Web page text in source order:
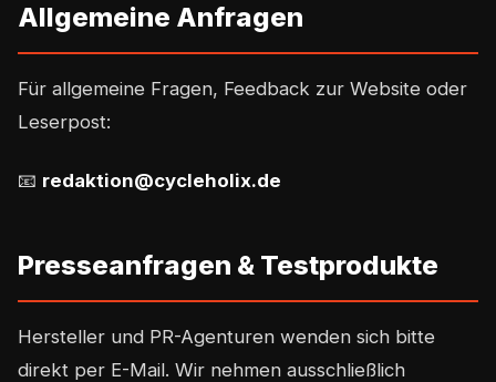
Allgemeine Anfragen
Für allgemeine Fragen, Feedback zur Website oder
Leserpost:
📧 redaktion@cycleholix.de
Presseanfragen & Testprodukte
Hersteller und PR-Agenturen wenden sich bitte
direkt per E-Mail. Wir nehmen ausschließlich